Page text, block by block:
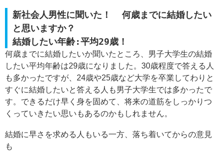
新社会人男性に聞いた！ 何歳までに結婚したい
と思いますか？
結婚したい年齢:平均29歳！
何歳までに結婚したいか聞いたところ、男子大学生の結婚
したい平均年齢は29歳になりました。30歳程度で答える人
も多かったですが、24歳や25歳など大学を卒業してわりと
すぐに結婚したいと答える人も男子大学生では多かったで
す。できるだけ早く身を固めて、将来の道筋をしっかりつ
くっていきたい思いもあるのかもしれません。
結婚に早さを求める人もいる一方、落ち着いてからの意見
も